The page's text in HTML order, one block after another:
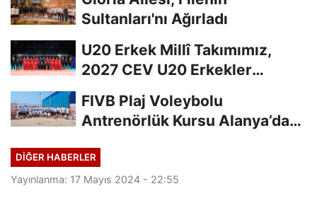
Sultanları'nı Ağırladı
U20 Erkek Millî Takımımız,
2027 CEV U20 Erkekler
FIVB Plaj Voleybolu
Antrenörlük Kursu Alanya’da
DIĞER HABERLER
Yayınlanma: 17 Mayıs 2024 - 22:55